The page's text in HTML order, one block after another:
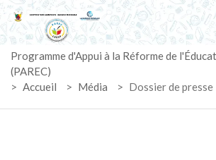
ACCUEIL
PAREC
ACTUALITÉS
Programme d'Appui à la Réforme de
(PAREC)
> Accueil > Média > Dossier de presse